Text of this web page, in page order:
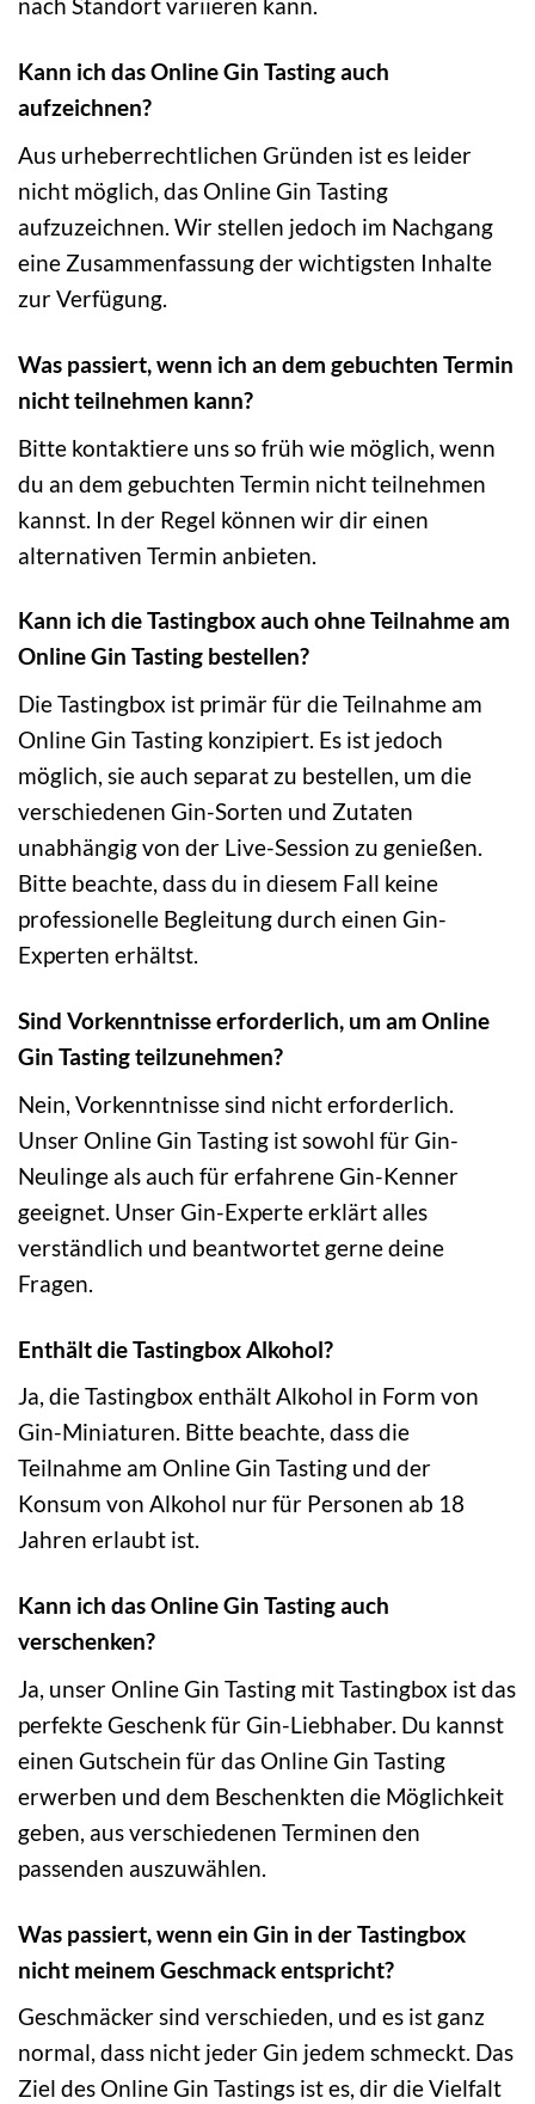
nach Standort variieren kann.
Kann ich das Online Gin Tasting auch
aufzeichnen?
Aus urheberrechtlichen Gründen ist es leider
nicht möglich, das Online Gin Tasting
aufzuzeichnen. Wir stellen jedoch im Nachgang
eine Zusammenfassung der wichtigsten Inhalte
zur Verfügung.
Was passiert, wenn ich an dem gebuchten Termin
nicht teilnehmen kann?
Bitte kontaktiere uns so früh wie möglich, wenn
du an dem gebuchten Termin nicht teilnehmen
kannst. In der Regel können wir dir einen
alternativen Termin anbieten.
Kann ich die Tastingbox auch ohne Teilnahme am
Online Gin Tasting bestellen?
Die Tastingbox ist primär für die Teilnahme am
Online Gin Tasting konzipiert. Es ist jedoch
möglich, sie auch separat zu bestellen, um die
verschiedenen Gin-Sorten und Zutaten
unabhängig von der Live-Session zu genießen.
Bitte beachte, dass du in diesem Fall keine
professionelle Begleitung durch einen Gin-
Experten erhältst.
Sind Vorkenntnisse erforderlich, um am Online
Gin Tasting teilzunehmen?
Nein, Vorkenntnisse sind nicht erforderlich.
Unser Online Gin Tasting ist sowohl für Gin-
Neulinge als auch für erfahrene Gin-Kenner
geeignet. Unser Gin-Experte erklärt alles
verständlich und beantwortet gerne deine
Fragen.
Enthält die Tastingbox Alkohol?
Ja, die Tastingbox enthält Alkohol in Form von
Gin-Miniaturen. Bitte beachte, dass die
Teilnahme am Online Gin Tasting und der
Konsum von Alkohol nur für Personen ab 18
Jahren erlaubt ist.
Kann ich das Online Gin Tasting auch
verschenken?
Ja, unser Online Gin Tasting mit Tastingbox ist das
perfekte Geschenk für Gin-Liebhaber. Du kannst
einen Gutschein für das Online Gin Tasting
erwerben und dem Beschenkten die Möglichkeit
geben, aus verschiedenen Terminen den
passenden auszuwählen.
Was passiert, wenn ein Gin in der Tastingbox
nicht meinem Geschmack entspricht?
Geschmäcker sind verschieden, und es ist ganz
normal, dass nicht jeder Gin jedem schmeckt. Das
Ziel des Online Gin Tastings ist es, dir die Vielfalt